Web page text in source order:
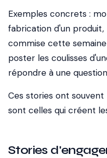
Exemples concrets :
fabrication d'un
commise cette
poster les coulisses
répondre à une
Ces stories ont
sont celles qui créent
Stories